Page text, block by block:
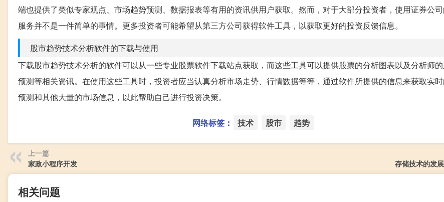
端也提供了类似专家观点、市场趋势预测、数据报表等有用的资讯供用户获取。然而，对于大部分投资者，使用证券公
服务并不是一件简单的事情。更多投资者可能希望从第三方公司获得软件工具，以获取更好的投资反馈信息。
股市趋势技术分析软件的下载与使用
下载股市趋势技术分析的软件可以从一些专业股票软件下载站点获取，而这些工具可以提供股票的分析图表以及分析师
预测等相关资讯。在使用这些工具时，投资者应当认真分析市场走势、行情数据等等，通过软件所提供的信息来获取实
预测和其他大量的市场信息，以此帮助自己进行投资决策。
网络标签： 技术 股市 趋势
上一篇
家政小程序开发
存储技术的发
相关问题